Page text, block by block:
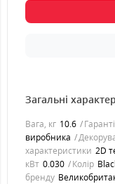
Загальні
Вага, кг 10.6
виробника
характеристики 2D
кВт 0.030 Колір
бренду